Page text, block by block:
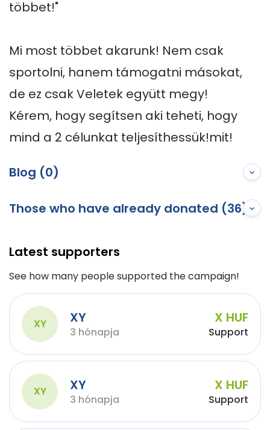
többet!"
Mi most többet akarunk! Nem csak
sportolni, hanem támogatni másokat,
de ez csak Veletek együtt megy!
Kérem, hogy segítsen aki teheti, hogy
mind a 2 célunkat teljesíthessük!mit!
Blog (0)
Those who have already donated (36)
Latest supporters
See how many people supported the campaign!
XY XY
3 hónapja
X HUF
Support
XY XY
3 hónapja
X HUF
Support